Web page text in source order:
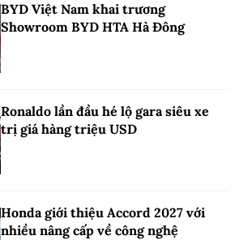
BYD Việt Nam khai trương
Showroom BYD HTA Hà Đông
Ronaldo lần đầu hé lộ gara siêu xe
trị giá hàng triệu USD
Honda giới thiệu Accord 2027 với
nhiều nâng cấp về công nghệ